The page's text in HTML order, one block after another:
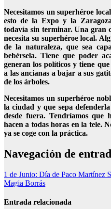
Necesitamos un superhéroe
esto de la Expo y la
todavía sin terminar. Una gran
necesita su superhéroe local.
de la naturaleza, que sea
bebérsela. Tiene que poder
generan los políticos y tiene
a las ancianas a bajar a sus
de los árboles.
Necesitamos un superhéroe
la ciudad y que sepa
desde fuera. Tendríamos que
hacen a todas horas en la tele.
ya se coge con la práctica.
Navegación de
1 de Junio: Día de Paco Martínez
Magia Borrás
Entrada relacionada